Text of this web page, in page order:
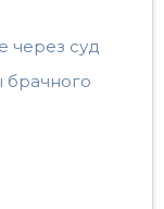
через суд